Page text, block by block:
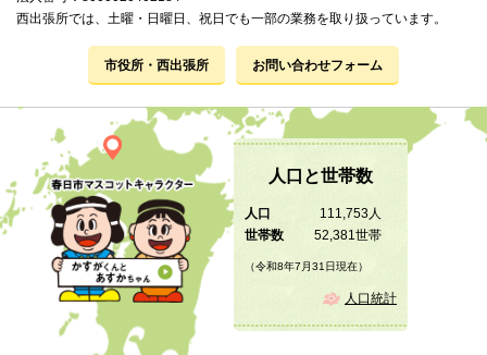
西出張所では、土曜・日曜日、祝日でも一部の業務を取り扱っています。
市役所・西出張所 お問い合わせフォーム
人口と世帯数
人口
111,753人
世帯数
52,381世帯
（令和8年7月31日現在）
人口統計